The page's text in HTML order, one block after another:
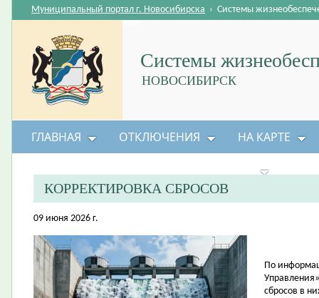
Системы
НОВОСИБИРСК
Муниципальный портал г. Новосибирска › Системы
ГЛАВНАЯ ОТКЛЮЧЕНИЯ НА КАРТЕ
КОРРЕКТИРОВКА СБРОСОВ
09 июня 2026 г.
По
сбросов в